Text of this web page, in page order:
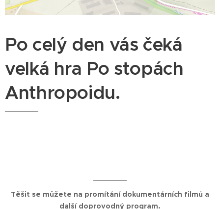
Po celý den vás čeká
velká hra Po stopách
Anthropoidu.
Těšit se můžete na promítání dokumentárních filmů a
další doprovodný program.